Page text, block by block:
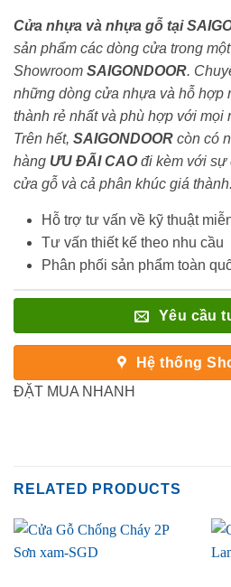
Cửa nhựa và nhựa gỗ tại
sản phẩm các dòng cửa trong
Showroom SAIGONDOOR.
những dòng cửa nhựa và hỗ hợp
thành rẻ nhất và phù hợp với mọi
Trên hết, SAIGONDOOR còn có
hàng ƯU ĐÃI CAOđi kèm với sự
cửa gỗ và cả phân khúc giá thành.
Hỗ trợ tư vấn về kỹ thuật
Tư vấn thiết kế theo nhu cầu
Phân phối sản phẩm toàn
Yêu cầu
Hệ thống
ĐẶT MUA NHANH
RELATED PRODUCTS